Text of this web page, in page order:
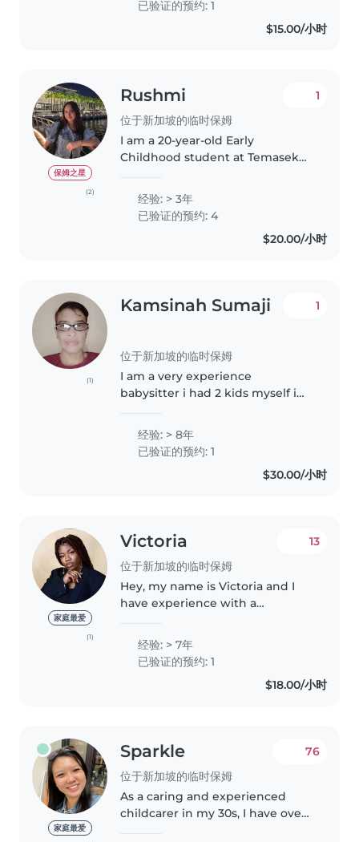
with them. Being around little..
已验证的预约: 1
$15.00/小时
保姆之星
(2)
Rushmi
位于新加坡的临时保姆
1
I am a 20-year-old Early
Childhood student at Temasek
year and preparing for my
internship in August. I am
friendly, patient, and
经验: > 3年
已验证的预约: 4
$20.00/小时
(1)
Kamsinah Sumaji
位于新加坡的临时保姆
1
I am a very experience
babysitter i had 2 kids myself i
nephew when their still small
and i even babysit my relative
children , I like too cook and i
经验: > 8年
已验证的预约: 1
$30.00/小时
家庭最爱
(1)
Victoria
位于新加坡的临时保姆
13
Hey, my name is Victoria and I
have experience with a
I love having fun with children
and entertaining their minds
and body. If you're looking for..
经验: > 7年
已验证的预约: 1
$18.00/小时
家庭最爱
Sparkle
位于新加坡的临时保姆
76
As a caring and experienced
childcarer in my 30s, I have over